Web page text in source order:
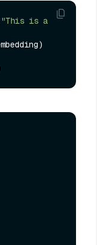
"This is a